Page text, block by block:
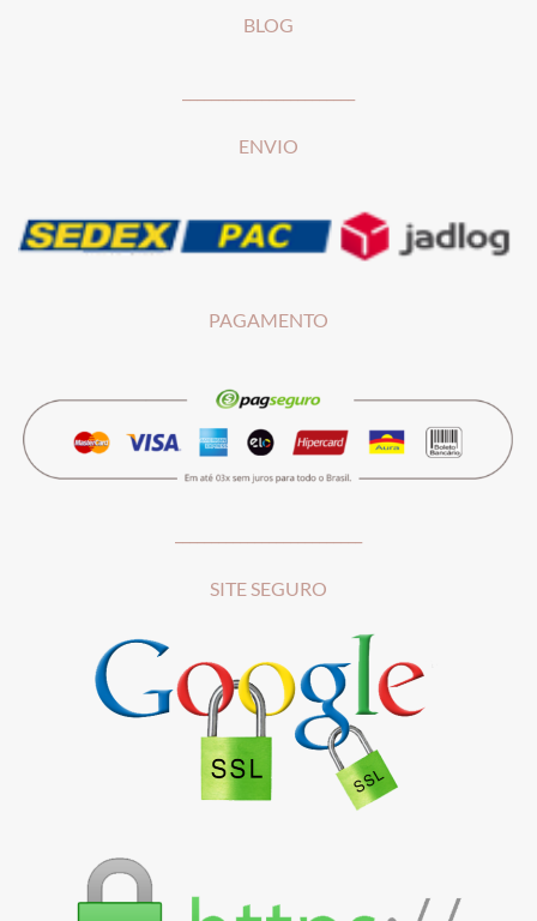
BLOG
ENVIO
PAGAMENTO
SITE SEGURO